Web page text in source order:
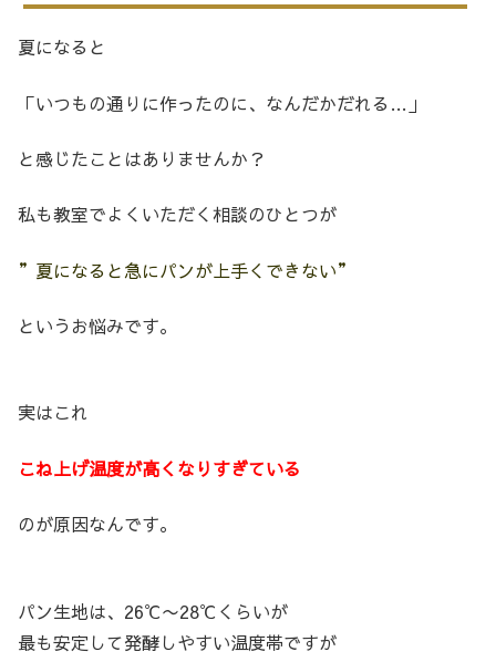
夏になると
「いつもの通りに作ったのに、なんだかだれる…」
と感じたことはありませんか？
私も教室でよくいただく相談のひとつが
”夏になると急にパンが上手くできない”
というお悩みです。
実はこれ
こね上げ温度が高くなりすぎている
のが原因なんです。
パン生地は、26℃〜28℃くらいが
最も安定して発酵しやすい温度帯ですが